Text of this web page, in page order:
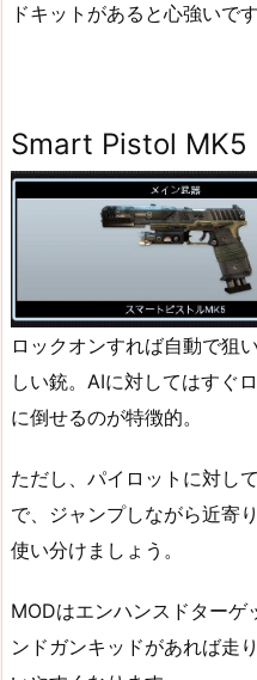
ドキットがあると心強いです
Smart Pistol MK5
ロックオンすれば自動で狙
しい銃。AIに対してはすぐ
に倒せるのが特徴的。
ただし、パイロットに対し
で、ジャンプしながら近寄
使い分けましょう。
MODはエンハンスドターゲ
ンドガンキッドがあれば走